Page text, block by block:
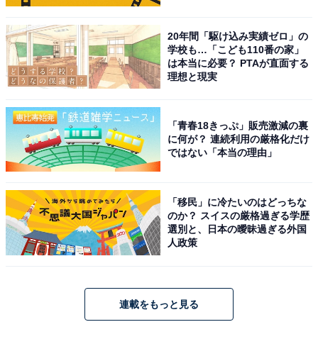
崎陽軒「トマトチーズまん」（1個 税込230円）
れました。イタリア発祥の煮込み料理“カポナータ”をイ
メージしたトマトソースに、牛肉とチーズを加えたあん
を、ふんわりもっちりとした生地で包んだ中華まんで
20年間「駆け込み実績ゼロ」の
学校も…「こども110番の家」
は本当に必要？ PTAが直面する
理想と現実
「青春18きっぷ」販売激減の裏
に何が？ 連続利用の厳格化だけ
ではない「本当の理由」
「移民」に冷たいのはどっちな
のか？ スイスの厳格過ぎる学歴
選別と、日本の曖昧過ぎる外国
人政策
連載をもっと見る